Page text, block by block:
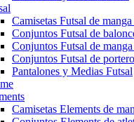
Camisetas Futsal de manga
Conjuntos Futsal de
Conjuntos Futsal de
Conjuntos Futsal de
Pantalones y Medias Futsal
Camisetas Elements de